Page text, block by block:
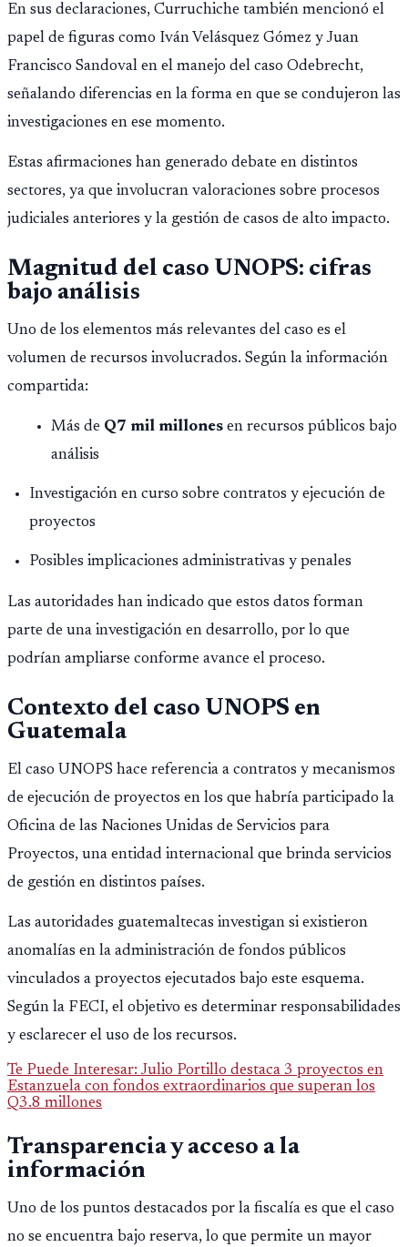
En sus declaraciones, Curruchiche también mencionó el
papel de figuras como Iván Velásquez Gómez y Juan
Francisco Sandoval en el manejo del caso Odebrecht,
señalando diferencias en la forma en que se condujeron las
investigaciones en ese momento.
Estas afirmaciones han generado debate en distintos
sectores, ya que involucran valoraciones sobre procesos
judiciales anteriores y la gestión de casos de alto impacto.
Magnitud del caso UNOPS: cifras
bajo análisis
Uno de los elementos más relevantes del caso es el
volumen de recursos involucrados. Según la información
compartida:
Más de Q7 mil millones en recursos públicos bajo
análisis
Investigación en curso sobre contratos y ejecución de
proyectos
Posibles implicaciones administrativas y penales
Las autoridades han indicado que estos datos forman
parte de una investigación en desarrollo, por lo que
podrían ampliarse conforme avance el proceso.
Contexto del caso UNOPS en
Guatemala
El caso UNOPS hace referencia a contratos y mecanismos
de ejecución de proyectos en los que habría participado la
Oficina de las Naciones Unidas de Servicios para
Proyectos, una entidad internacional que brinda servicios
de gestión en distintos países.
Las autoridades guatemaltecas investigan si existieron
anomalías en la administración de fondos públicos
vinculados a proyectos ejecutados bajo este esquema.
Según la FECI, el objetivo es determinar responsabilidades
y esclarecer el uso de los recursos.
Te Puede Interesar: Julio Portillo destaca 3 proyectos en
Estanzuela con fondos extraordinarios que superan los
Q3.8 millones
Transparencia y acceso a la
información
Uno de los puntos destacados por la fiscalía es que el caso
no se encuentra bajo reserva, lo que permite un mayor